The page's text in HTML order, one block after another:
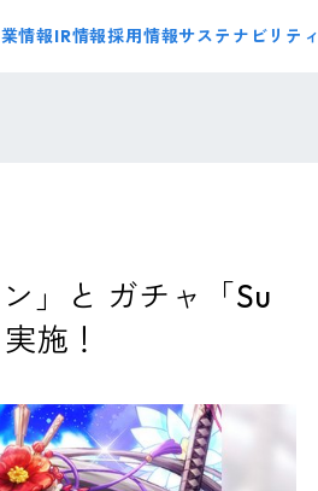
情報IR情報採用情報サステナビリティ
」と ガチャ「Su
施！